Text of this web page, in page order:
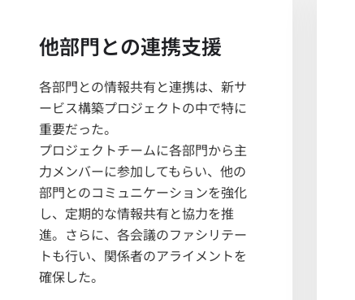
他部門との連携支援
各部門との情報共有と連携は、新サ
ービス構築プロジェクトの中で特に
重要だった。
プロジェクトチームに各部門から主
力メンバーに参加してもらい、他の
部門とのコミュニケーションを強化
し、定期的な情報共有と協力を推
進。さらに、各会議のファシリテー
トも行い、関係者のアライメントを
確保した。